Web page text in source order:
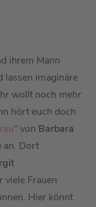
ihrem Mann
lassen imaginäre
wollt noch mehr
hört euch doch
“ von Barbara
an. Dort
viele Frauen
Hier könnt